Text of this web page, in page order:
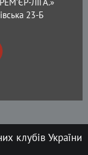
23-Б
клубів України